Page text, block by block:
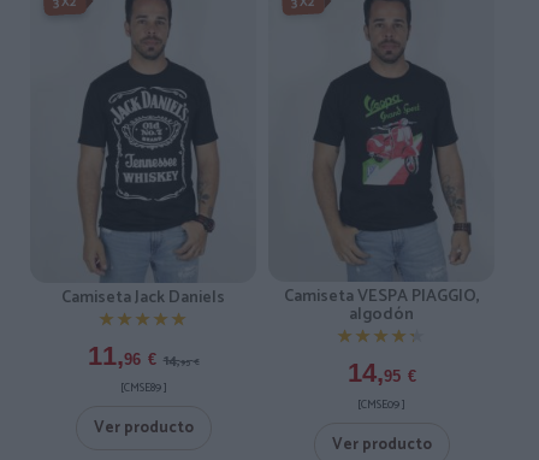
Camiseta Jack Daniels
★★★★★
★★★★★
11,96 € 14,95 €
[CMSE89 ]
Ver producto
Camiseta VESPA PIAGGIO,
algodón
★★★★★
★★★★★
14,95 €
[CMSE09 ]
Ver producto